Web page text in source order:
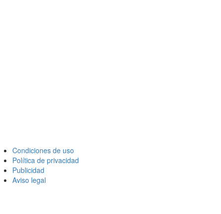
Condiciones de uso
Política de privacidad
Publicidad
Aviso legal